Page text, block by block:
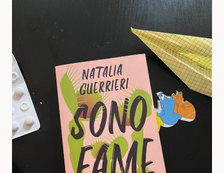
SINIGAGLIA